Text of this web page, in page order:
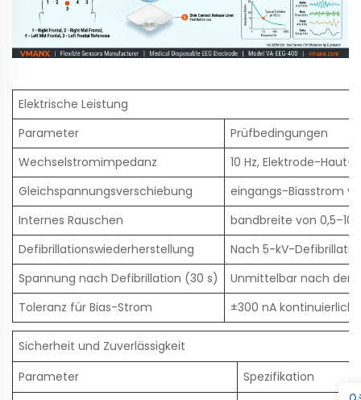
Elektrische Leistung
Parameter
Prüfbedingungen
Wechselstromimpedanz
10 Hz, Elektrode-Haut-
Gleichspannungsverschiebung
eingangs-Biasstrom
Internes Rauschen
bandbreite von
Defibrillationswiederherstellung
Nach 5-kV-
Spannung nach Defibrillation (30 s)
Unmittelbar nach der
Toleranz für Bias-Strom
±300 nA
Sicherheit und Zuverlässigkeit
Parameter
Spezifikation